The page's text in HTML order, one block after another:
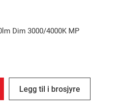
Dim 3000/4000K MP
Legg til i brosjyre